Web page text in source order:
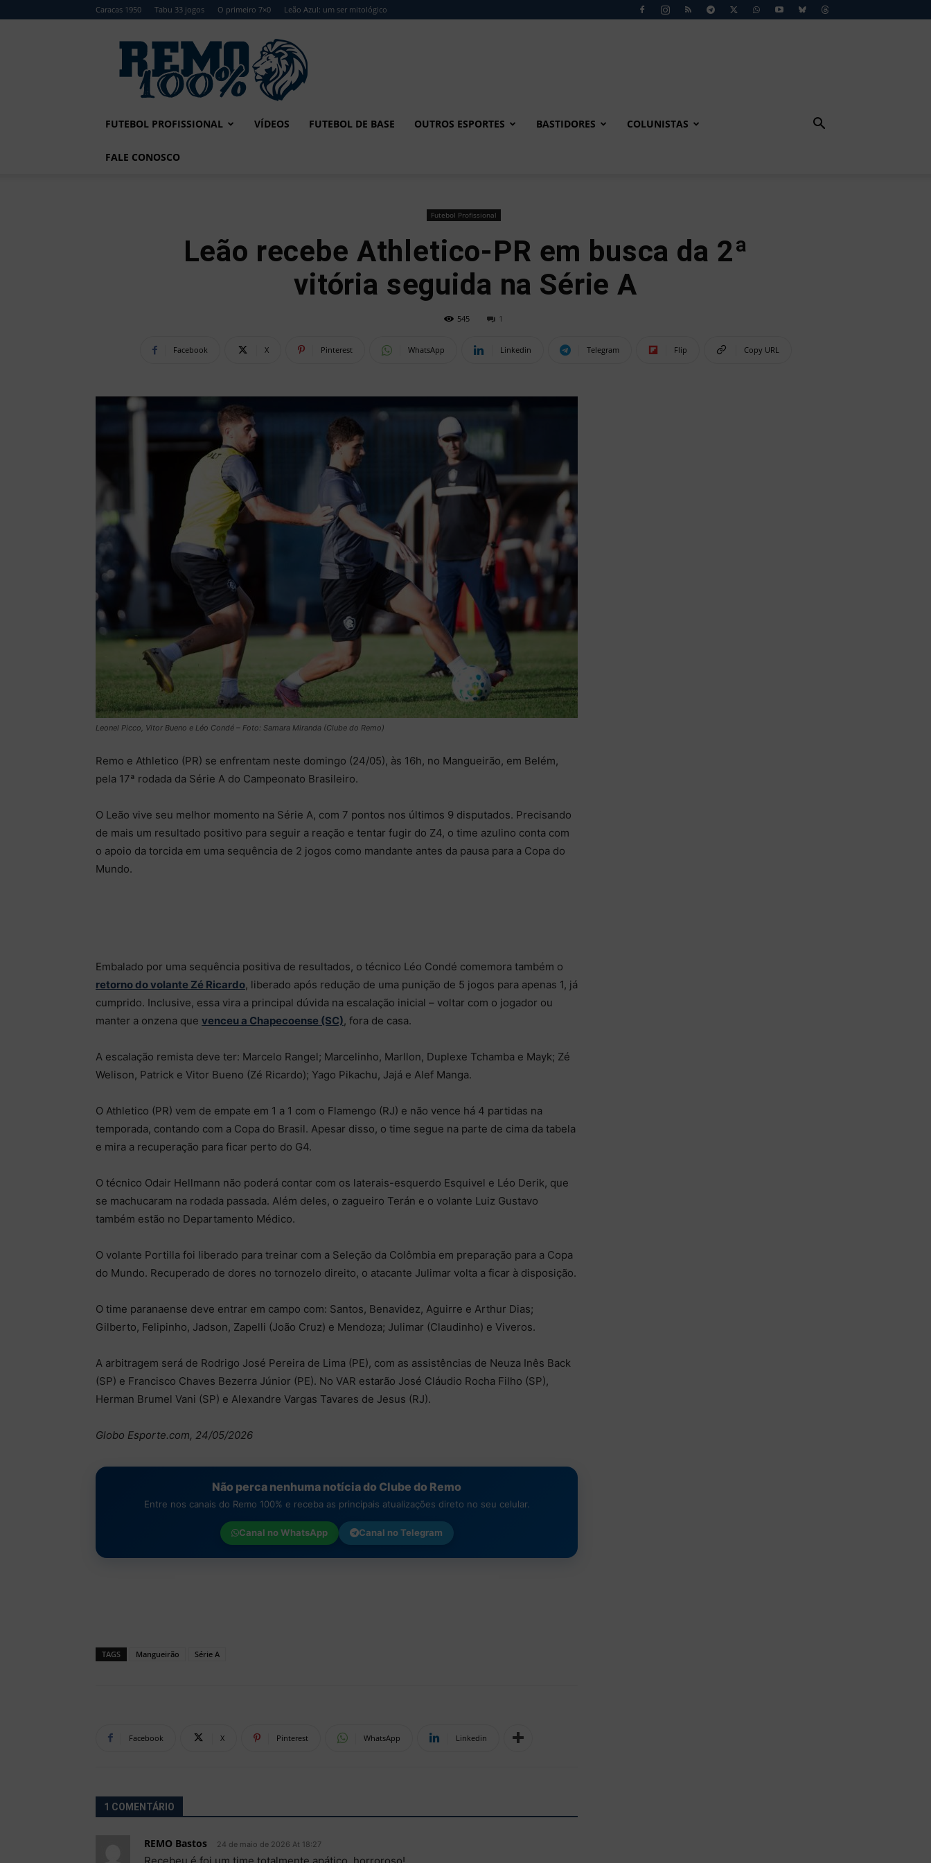
Caracas 1950 Tabu 33 jogos O primeiro 7×0 Leão Azul: um ser mitológico
Remo
FUTEBOL PROFISSIONAL VÍDEOS FUTEBOL DE BASE OUTROS ESPORTES BASTIDORES COLUNISTAS
FALE CONOSCO
Futebol Profissional
Leão recebe Athletico-PR em busca da 2ª
vitória seguida na Série A
545 1
Facebook X Pinterest WhatsApp Linkedin Telegram Flip Copy URL
Leonel Picco, Vitor Bueno e Léo Condé – Foto: Samara Miranda (Clube do Remo)
Remo e Athletico (PR) se enfrentam neste domingo (24/05), às 16h, no Mangueirão, em Belém,
pela 17ª rodada da Série A do Campeonato Brasileiro.
O Leão vive seu melhor momento na Série A, com 7 pontos nos últimos 9 disputados. Precisando
de mais um resultado positivo para seguir a reação e tentar fugir do Z4, o time azulino conta com
o apoio da torcida em uma sequência de 2 jogos como mandante antes da pausa para a Copa do
Mundo.
Embalado por uma sequência positiva de resultados, o técnico Léo Condé comemora também o
retorno do volante Zé Ricardo, liberado após redução de uma punição de 5 jogos para apenas 1, já
cumprido. Inclusive, essa vira a principal dúvida na escalação inicial – voltar com o jogador ou
manter a onzena que venceu a Chapecoense (SC), fora de casa.
A escalação remista deve ter: Marcelo Rangel; Marcelinho, Marllon, Duplexe Tchamba e Mayk; Zé
Welison, Patrick e Vitor Bueno (Zé Ricardo); Yago Pikachu, Jajá e Alef Manga.
O Athletico (PR) vem de empate em 1 a 1 com o Flamengo (RJ) e não vence há 4 partidas na
temporada, contando com a Copa do Brasil. Apesar disso, o time segue na parte de cima da tabela
e mira a recuperação para ficar perto do G4.
O técnico Odair Hellmann não poderá contar com os laterais-esquerdo Esquivel e Léo Derik, que
se machucaram na rodada passada. Além deles, o zagueiro Terán e o volante Luiz Gustavo
também estão no Departamento Médico.
O volante Portilla foi liberado para treinar com a Seleção da Colômbia em preparação para a Copa
do Mundo. Recuperado de dores no tornozelo direito, o atacante Julimar volta a ficar à disposição.
O time paranaense deve entrar em campo com: Santos, Benavidez, Aguirre e Arthur Dias;
Gilberto, Felipinho, Jadson, Zapelli (João Cruz) e Mendoza; Julimar (Claudinho) e Viveros.
A arbitragem será de Rodrigo José Pereira de Lima (PE), com as assistências de Neuza Inês Back
(SP) e Francisco Chaves Bezerra Júnior (PE). No VAR estarão José Cláudio Rocha Filho (SP),
Herman Brumel Vani (SP) e Alexandre Vargas Tavares de Jesus (RJ).
Globo Esporte.com, 24/05/2026
Não perca nenhuma notícia do Clube do Remo
Entre nos canais do Remo 100% e receba as principais atualizações direto no seu celular.
Canal noWhatsApp Canal noTelegram
TAGS Mangueirão Série A
Facebook X Pinterest WhatsApp Linkedin
1 COMENTÁRIO
REMO Bastos 24 de maio de 2026 At 18:27